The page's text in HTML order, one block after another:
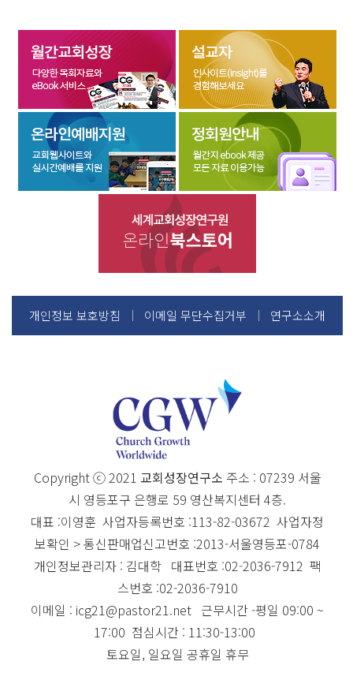
개인정보 보호방침 이메일 무단수집거부 연구소소개
Copyright ⓒ 2021 교회성장연구소 주소 : 07239 서울
시 영등포구 은행로 59 영산복지센터 4층.
대표 :이영훈 사업자등록번호 :113-82-03672 사업자정
보확인 > 통신판매업신고번호 :2013-서울영등포-0784
개인정보관리자 : 김대학 대표번호 :02-2036-7912 팩
스번호 :02-2036-7910
이메일 : icg21@pastor21.net 근무시간 -평일 09:00 ~
17:00 점심시간 : 11:30-13:00
토요일, 일요일 공휴일 휴무